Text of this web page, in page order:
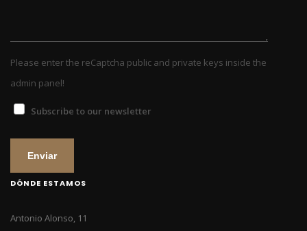
Please enter the reCaptcha public and private keys inside the
admin panel!
Subscribe to our newsletter
Enviar
DÓNDE ESTAMOS
Antonio Alonso, 11